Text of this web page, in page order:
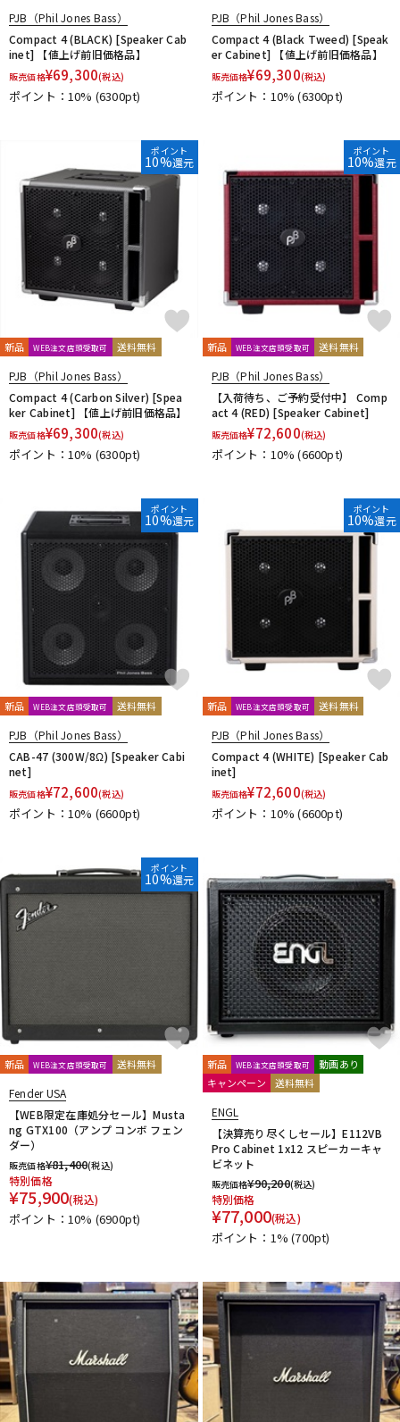
PJB（Phil Jones Bass）
Compact 4 (BLACK) [Speaker Cab
inet] 【値上げ前旧価格品】
販売価格¥69,300(税込)
ポイント：10% (6300pt)
PJB（Phil Jones Bass）
Compact 4 (Black Tweed) [Speak
er Cabinet] 【値上げ前旧価格品】
販売価格¥69,300(税込)
ポイント：10%(6300pt)
ポイント
10%還元
新品 WEB注文店頭受取可 送料無料
PJB（Phil Jones Bass）
Compact 4 (Carbon Silver) [Spea
ker Cabinet] 【値上げ前旧価格品】
販売価格¥69,300(税込)
ポイント：10% (6300pt)
ポイント
10%還元
新品 WEB注文店頭受取可 送料無料
PJB（Phil Jones Bass）
【入荷待ち、ご予約受付中】 Comp
act 4 (RED) [Speaker Cabinet]
販売価格¥72,600(税込)
ポイント：10%(6600pt)
ポイント
10%還元
新品 WEB注文店頭受取可 送料無料
PJB（Phil Jones Bass）
CAB-47 (300W/8Ω) [Speaker Cabi
net]
販売価格¥72,600(税込)
ポイント：10% (6600pt)
ポイント
10%還元
新品 WEB注文店頭受取可 送料無料
PJB（Phil Jones Bass）
Compact 4 (WHITE) [Speaker Cab
inet]
販売価格¥72,600(税込)
ポイント：10%(6600pt)
ポイント
10%還元
新品 WEB注文店頭受取可 送料無料
Fender USA
【WEB限定在庫処分セール】Musta
ng GTX100（アンプ コンボ フェン
ダー）
販売価格¥81,400(税込)
特別価格
¥75,900(税込)
ポイント：10% (6900pt)
新品 WEB注文店頭受取可
動画あり
キャンペーン
送料無料
ENGL
【決算売り尽くしセール】E112VB
Pro Cabinet 1x12 スピーカーキャ
ビネット
販売価格¥90,200(税込)
特別価格
¥77,000(税込)
ポイント：1%(700pt)